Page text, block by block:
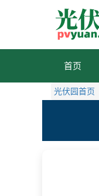
首页
光伏园首页